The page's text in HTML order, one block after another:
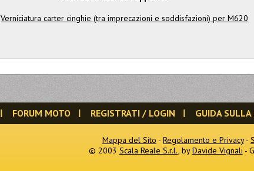
Verniciatura carter cinghie (tra imprecazioni e soddisfazioni) per M620
FORUM MOTO REGISTRATI / LOGIN GUIDA SULLA
Mappa del Sito - Regolamento e Privacy-
© 2003 Scala Reale S.r.l., byDavide Vignali -